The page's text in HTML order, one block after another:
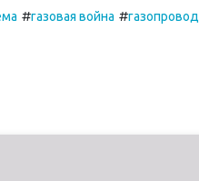
#газовая война #газопровод